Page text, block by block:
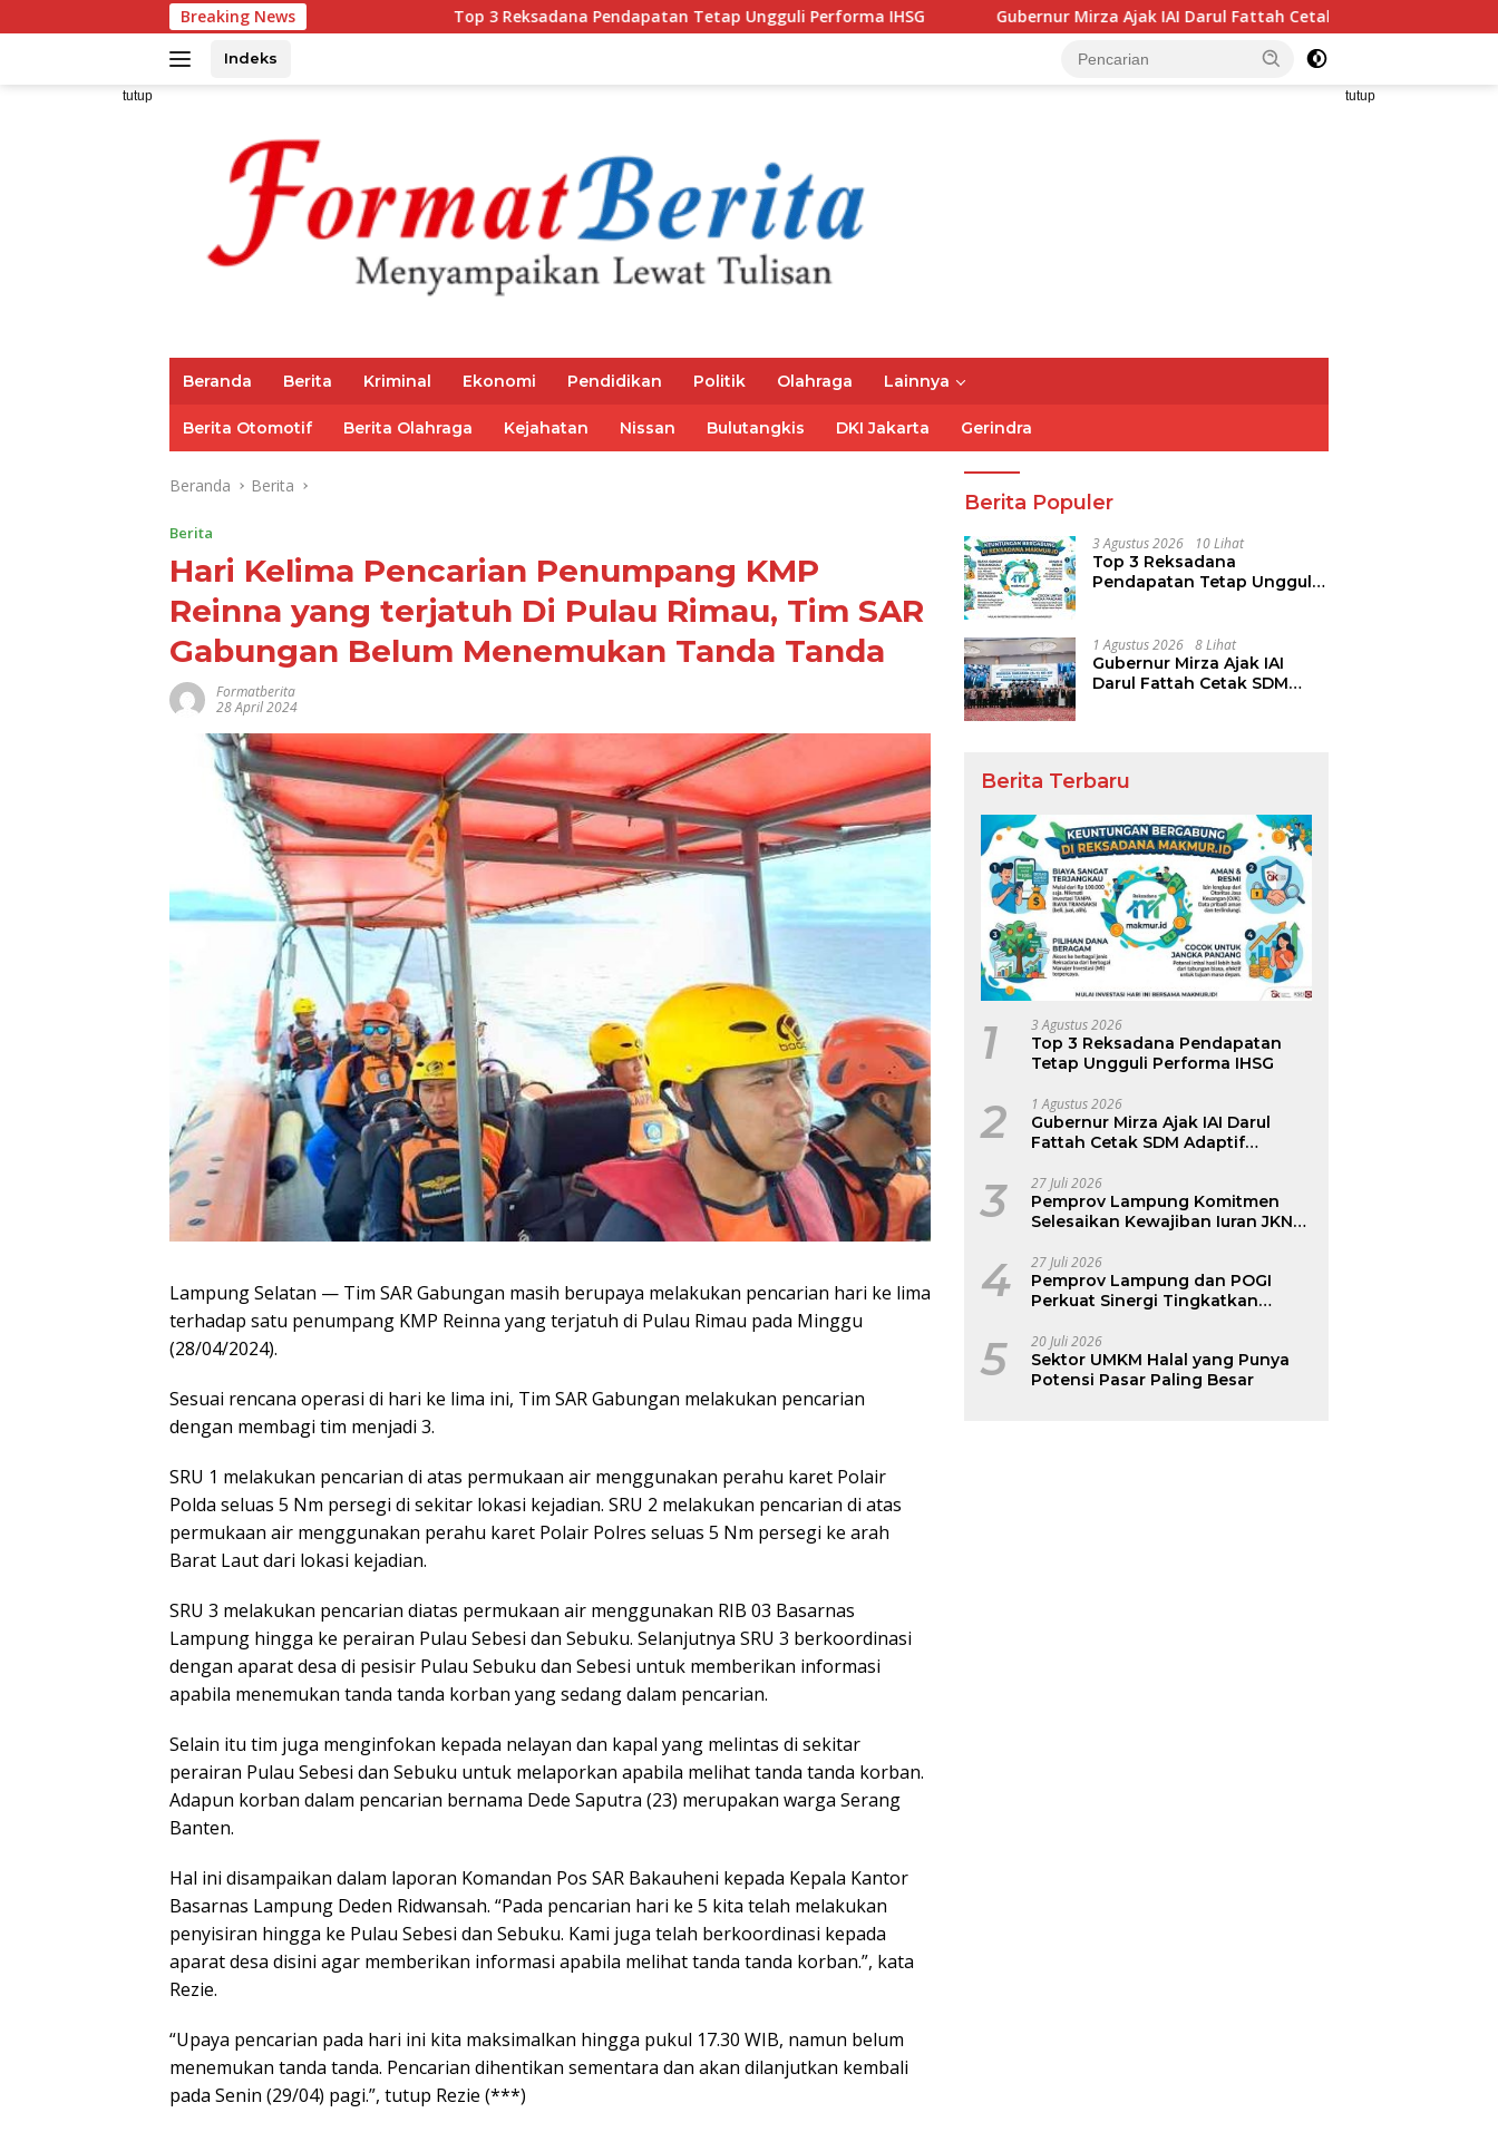
ke
Breaking NewsTop 3 Reksadana Pendapatan Tetap Ungguli Performa IHSG Gubernur Mirza Ajak IAI Darul Fattah Cetak SDM Adaptif Berlandaskan Nilai Agama
Indeks
tutup tutup
Beranda Berita Kriminal Ekonomi Pendidikan Politik Olahraga Lainnya
Berita Otomotif Berita Olahraga Kejahatan Nissan Bulutangkis DKI Jakarta Gerindra
Beranda Berita
Berita
Hari Kelima Pencarian Penumpang KMP
Reinna yang terjatuh Di Pulau Rimau, Tim SAR
Gabungan Belum Menemukan Tanda Tanda
Formatberita
28 April 2024
Lampung Selatan — Tim SAR Gabungan masih berupaya melakukan pencarian hari ke lima
terhadap satu penumpang KMP Reinna yang terjatuh di Pulau Rimau pada Minggu
(28/04/2024).
Sesuai rencana operasi di hari ke lima ini, Tim SAR Gabungan melakukan pencarian
dengan membagi tim menjadi 3.
SRU 1 melakukan pencarian di atas permukaan air menggunakan perahu karet Polair
Polda seluas 5 Nm persegi di sekitar lokasi kejadian. SRU 2 melakukan pencarian di atas
permukaan air menggunakan perahu karet Polair Polres seluas 5 Nm persegi ke arah
Barat Laut dari lokasi kejadian.
SRU 3 melakukan pencarian diatas permukaan air menggunakan RIB 03 Basarnas
Lampung hingga ke perairan Pulau Sebesi dan Sebuku. Selanjutnya SRU 3 berkoordinasi
dengan aparat desa di pesisir Pulau Sebuku dan Sebesi untuk memberikan informasi
apabila menemukan tanda tanda korban yang sedang dalam pencarian.
Selain itu tim juga menginfokan kepada nelayan dan kapal yang melintas di sekitar
perairan Pulau Sebesi dan Sebuku untuk melaporkan apabila melihat tanda tanda korban.
Adapun korban dalam pencarian bernama Dede Saputra (23) merupakan warga Serang
Banten.
Hal ini disampaikan dalam laporan Komandan Pos SAR Bakauheni kepada Kepala Kantor
Basarnas Lampung Deden Ridwansah. “Pada pencarian hari ke 5 kita telah melakukan
penyisiran hingga ke Pulau Sebesi dan Sebuku. Kami juga telah berkoordinasi kepada
aparat desa disini agar memberikan informasi apabila melihat tanda tanda korban.”, kata
Rezie.
“Upaya pencarian pada hari ini kita maksimalkan hingga pukul 17.30 WIB, namun belum
menemukan tanda tanda. Pencarian dihentikan sementara dan akan dilanjutkan kembali
pada Senin (29/04) pagi.”, tutup Rezie (***)
Berita Populer
3 Agustus 2026 10 Lihat
Top 3 Reksadana
Pendapatan Tetap Ungguli
1 Agustus 2026 8 Lihat
Gubernur Mirza Ajak IAI
Darul Fattah Cetak SDM
Berita Terbaru
1 3 Agustus 2026
Top 3 Reksadana Pendapatan
Tetap Ungguli Performa IHSG
2 1 Agustus 2026
Gubernur Mirza Ajak IAI Darul
Fattah Cetak SDM Adaptif
3 27 Juli 2026
Pemprov Lampung Komitmen
Selesaikan Kewajiban Iuran JKN
Kepesertaan BPJS Kesehatan
4 27 Juli 2026
Pemprov Lampung dan POGI
Perkuat Sinergi Tingkatkan
5 20 Juli 2026
Sektor UMKM Halal yang Punya
Potensi Pasar Paling Besar